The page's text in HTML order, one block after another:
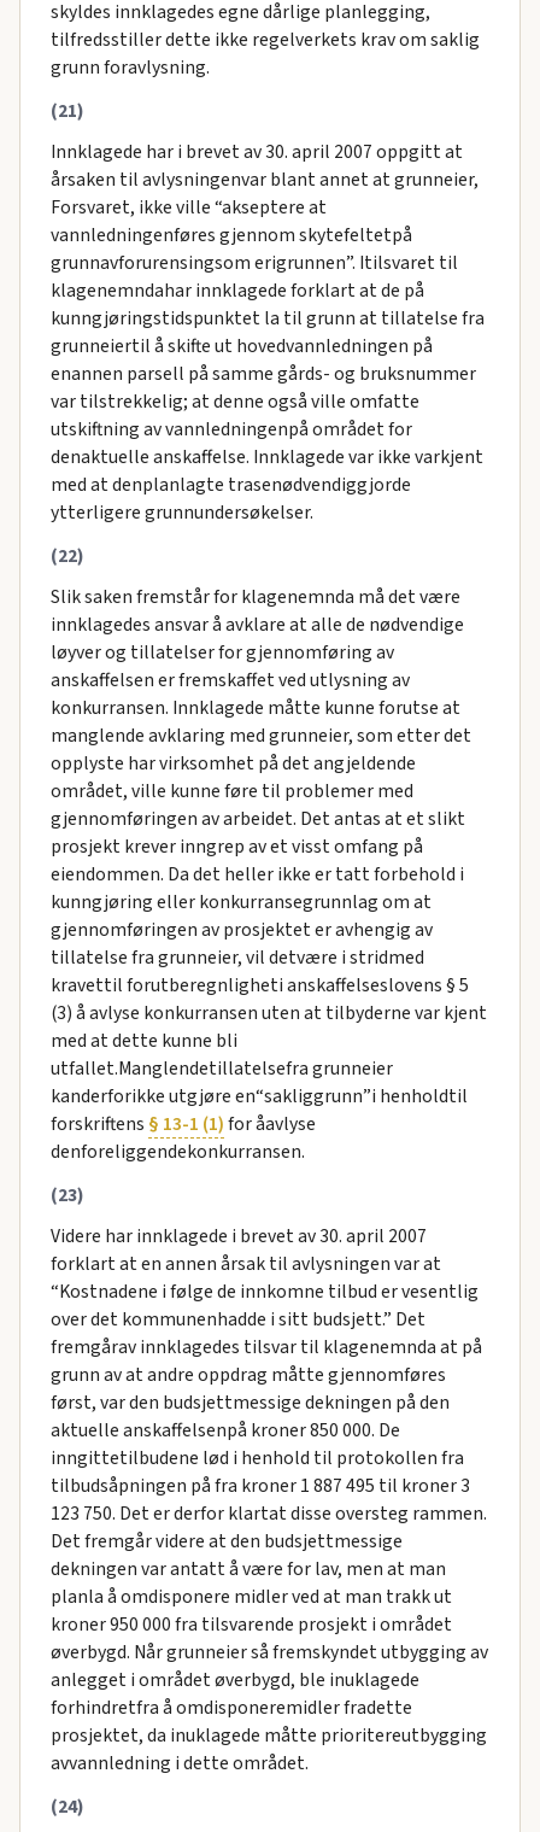
skyldes innklagedes egne dårlige planlegging,
tilfredsstiller dette ikke regelverkets krav om saklig
grunn foravlysning.
(21)
Innklagede har i brevet av 30. april 2007 oppgitt at
årsaken til avlysningenvar blant annet at grunneier,
Forsvaret, ikke ville “akseptere at
vannledningenføres gjennom skytefeltetpå
grunnavforurensingsom erigrunnen”. Itilsvaret til
klagenemndahar innklagede forklart at de på
kunngjøringstidspunktet la til grunn at tillatelse fra
grunneiertil å skifte ut hovedvannledningen på
enannen parsell på samme gårds- og bruksnummer
var tilstrekkelig; at denne også ville omfatte
utskiftning av vannledningenpå området for
denaktuelle anskaffelse. Innklagede var ikke varkjent
med at denplanlagte trasenødvendiggjorde
ytterligere grunnundersøkelser.
(22)
Slik saken fremstår for klagenemnda må det være
innklagedes ansvar å avklare at alle de nødvendige
løyver og tillatelser for gjennomføring av
anskaffelsen er fremskaffet ved utlysning av
konkurransen. Innklagede måtte kunne forutse at
manglende avklaring med grunneier, som etter det
opplyste har virksomhet på det angjeldende
området, ville kunne føre til problemer med
gjennomføringen av arbeidet. Det antas at et slikt
prosjekt krever inngrep av et visst omfang på
eiendommen. Da det heller ikke er tatt forbehold i
kunngjøring eller konkurransegrunnlag om at
gjennomføringen av prosjektet er avhengig av
tillatelse fra grunneier, vil detvære i stridmed
kravettil forutberegnligheti anskaffelseslovens § 5
(3) å avlyse konkurransen uten at tilbyderne var kjent
med at dette kunne bli
utfallet.Manglendetillatelsefra grunneier
kanderforikke utgjøre en“sakliggrunn”i henholdtil
forskriftens § 13-1 (1)for åavlyse
denforeliggendekonkurransen.
(23)
Videre har innklagede i brevet av 30. april 2007
forklart at en annen årsak til avlysningen var at
“Kostnadene i følge de innkomne tilbud er vesentlig
over det kommunenhadde i sitt budsjett.” Det
fremgårav innklagedes tilsvar til klagenemnda at på
grunn av at andre oppdrag måtte gjennomføres
først, var den budsjettmessige dekningen på den
aktuelle anskaffelsenpå kroner 850 000. De
inngittetilbudene lød i henhold til protokollen fra
tilbudsåpningen på fra kroner 1 887 495 til kroner 3
123 750. Det er derfor klartat disse oversteg rammen.
Det fremgår videre at den budsjettmessige
dekningen var antatt å være for lav, men at man
planla å omdisponere midler ved at man trakk ut
kroner 950 000 fra tilsvarende prosjekt i området
øverbygd. Når grunneier så fremskyndet utbygging av
anlegget i området øverbygd, ble inuklagede
forhindretfra å omdisponeremidler fradette
prosjektet, da inuklagede måtte prioritereutbygging
avvannledning i dette området.
(24)